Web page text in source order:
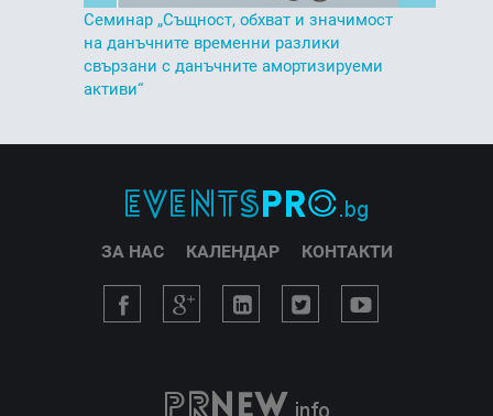
Семинар „Същност, обхват и значимост
на данъчните временни разлики
свързани с данъчните амортизируеми
активи“
ЗА НАС КАЛЕНДАР КОНТАКТИ